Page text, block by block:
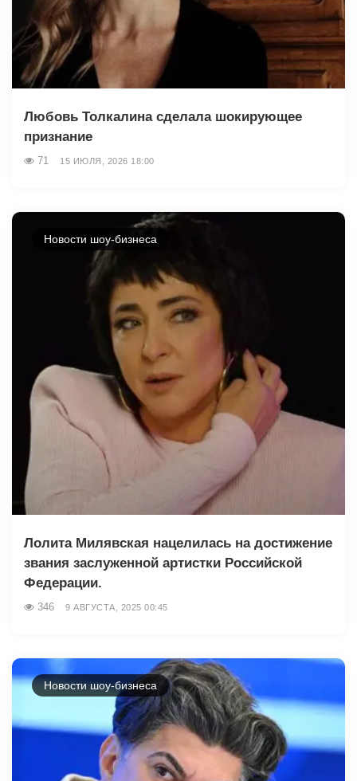
Любовь Толкалина сделала шокирующее
признание
71 15 ИЮЛЯ, 2026 18:00
Новости шоу-бизнеса
Лолита Милявская нацелилась на достижение
звания заслуженной артистки Российской
Федерации.
346 9 АВГУСТА, 2025 00:45
Новости шоу-бизнеса